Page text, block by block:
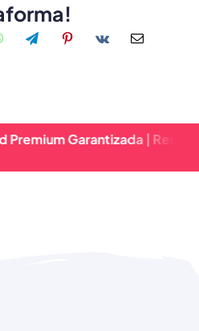
Garantizada | Respuesta